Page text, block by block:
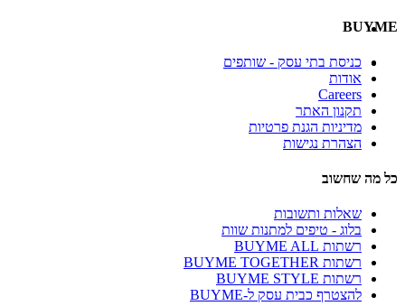
BUYME
כניסת בתי עסק - שותפים
אודות
Careers
תקנון האתר
מדיניות הגנת פרטיות
הצהרת נגישות
כל מה שחשוב
שאלות ותשובות
בלוג - טיפים למתנות שוות
רשתות BUYME ALL
רשתות BUYME TOGETHER
רשתות BUYME STYLE
להצטרף כבית עסק ל-BUYME